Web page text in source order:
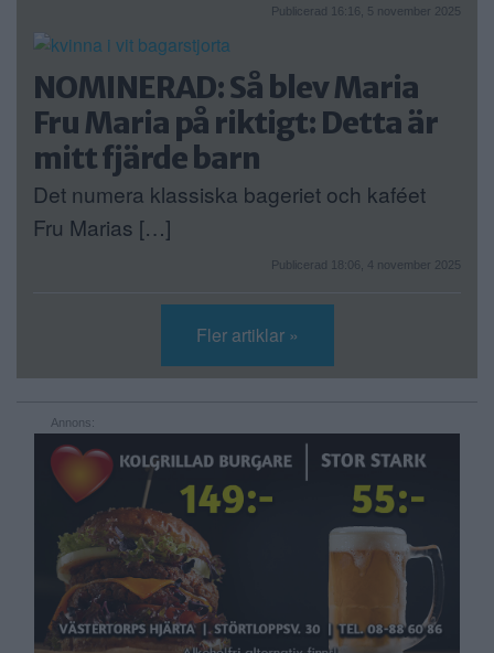
Publicerad 16:16, 5 november 2025
NOMINERAD: Så blev Maria
Fru Maria på riktigt: Detta är
mitt fjärde barn
Det numera klassiska bageriet och kaféet
Fru Marias […]
Publicerad 18:06, 4 november 2025
Fler artiklar »
Annons: